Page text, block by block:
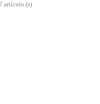
artículo (s)